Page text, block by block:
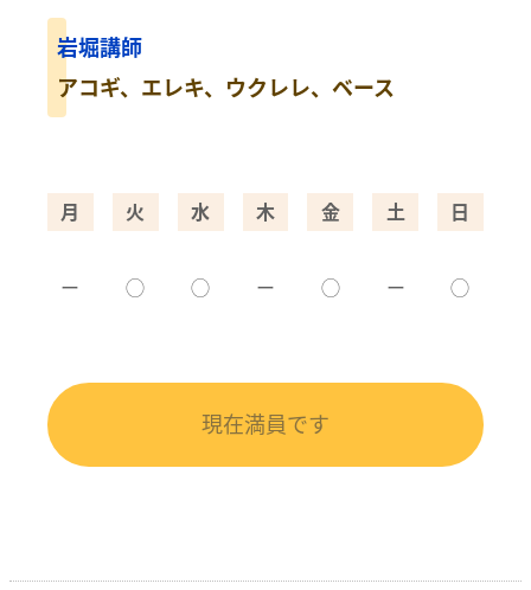
岩堀講師
アコギ、エレキ、ウクレレ、ベース
月
ー
火
◯
水
◯
木
ー
金
◯
土
ー
日
◯
現在満員です